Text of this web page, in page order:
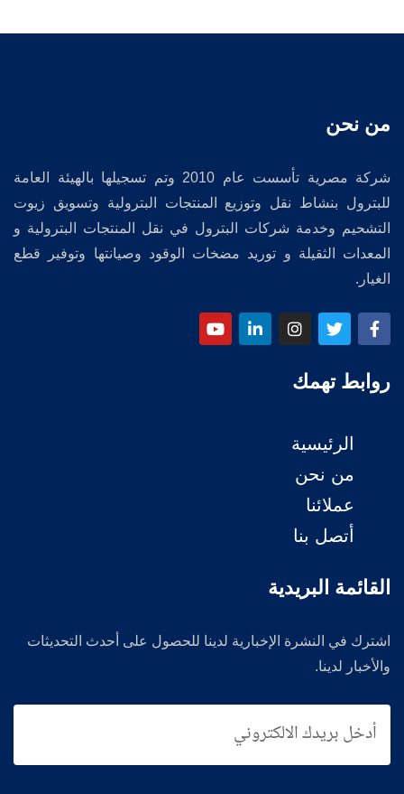
من نحن
شركة مصرية تأسست عام 2010 وتم تسجيلها بالهيئة العامة
للبترول بنشاط نقل وتوزيع المنتجات البترولية وتسويق زيوت
التشحيم وخدمة شركات البترول في نقل المنتجات البترولية و
المعدات الثقيلة و توريد مضخات الوقود وصيانتها وتوفير قطع
الغيار.
روابط تهمك
الرئيسية
من نحن
عملائنا
أتصل بنا
القائمة البريدية
اشترك في النشرة الإخبارية لدينا للحصول على أحدث التحديثات
والأخبار لدينا.